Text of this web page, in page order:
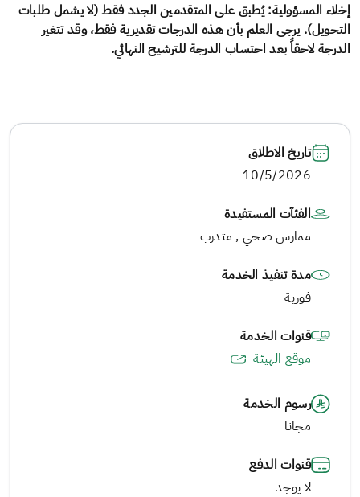
إخلاء المسؤولية: يُطبق على المتقدمين الجدد فقط (لا يشمل طلبات
التحويل). يرجى العلم بأن هذه الدرجات تقديرية فقط، وقد تتغير
الدرجة لاحقاً بعد احتساب الدرجة للترشيح النهائي.
تاريخ الاطلاق
10/5/2026
الفئآت المستفيدة
ممارس صحي , متدرب
مدة تنفيذ الخدمة
فورية
قنوات الخدمة
موقع الهيئة
رسوم الخدمة
مجانا
قنوات الدفع
لا يوجد